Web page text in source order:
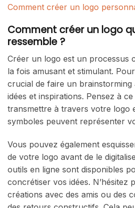
Comment créer un logo
Comment créer un logo
ressemble ?
Créer un logo est un processus
la fois amusant et stimulant.
crucial de faire un brainstorming
idées et inspirations. Pensez à
transmettre à travers votre logo
symboles peuvent représenter
Vous pouvez également
de votre logo avant de le
outils en ligne sont disponibles
concrétiser vos idées. N’hésitez
créations avec des amis ou des